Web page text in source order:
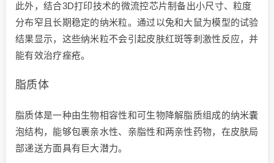
此外，结合3D打印技术的微流控芯片制备出小尺寸、粒度
分布窄且长期稳定的纳米粒。通过以兔和大鼠为模型的试验
结果显示，这些纳米粒不会引起皮肤红斑等刺激性反应，并
能有效治疗痤疮。
脂质体
脂质体是一种由生物相容性和可生物降解脂质组成的纳米囊
泡结构，能够包裹亲水性、亲脂性和两亲性药物，在皮肤局
部递送方面具有巨大潜力。